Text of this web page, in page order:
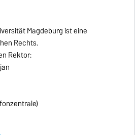
Magdeburg ist eine
Rechts.
Rektor: